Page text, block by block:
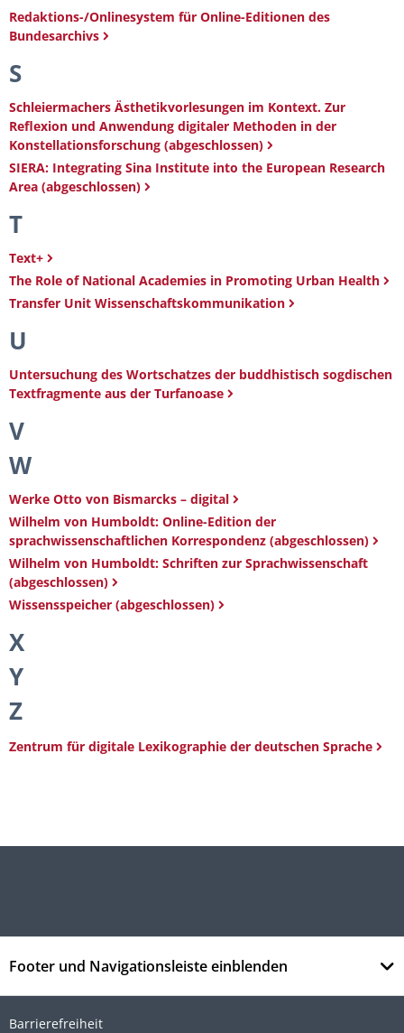
Redaktions-/Onlinesystem für Online-Editionen des
Bundesarchivs
S
Schleiermachers Ästhetikvorlesungen im Kontext. Zur
Reflexion und Anwendung digitaler Methoden in der
Konstellationsforschung (abgeschlossen)
SIERA: Integrating Sina Institute into the European Research
Area (abgeschlossen)
T
Text+
The Role of National Academies in Promoting Urban Health
Transfer Unit Wissenschaftskommunikation
U
Untersuchung des Wortschatzes der buddhistisch sogdischen
Textfragmente aus der Turfanoase
V
W
Werke Otto von Bismarcks – digital
Wilhelm von Humboldt: Online-Edition der
sprachwissenschaftlichen Korrespondenz (abgeschlossen)
Wilhelm von Humboldt: Schriften zur Sprachwissenschaft
(abgeschlossen)
Wissensspeicher (abgeschlossen)
X
Y
Z
Zentrum für digitale Lexikographie der deutschen Sprache
Footer und Navigationsleiste einblenden
Barrierefreiheit